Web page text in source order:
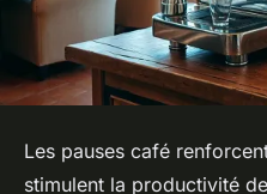
Les pauses café
stimulent la productivité